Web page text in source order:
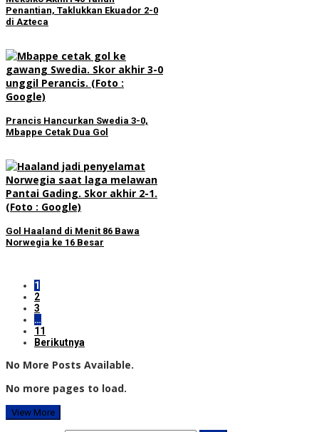
Penantian, Taklukkan Ekuador 2-0
di Azteca
Prancis Hancurkan Swedia 3-0,
Mbappe Cetak Dua Gol
Gol Haaland di Menit 86 Bawa
Norwegia ke 16 Besar
1
2
3
…
11
Berikutnya
No More Posts Available.
No more pages to load.
View More